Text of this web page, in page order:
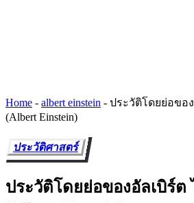
Home - albert einstein - ประวัติโดยย่อขอ
(Albert Einstein)
ประวัติศาสตร์
ประวัติโดยย่อของอัลเบิร์ต